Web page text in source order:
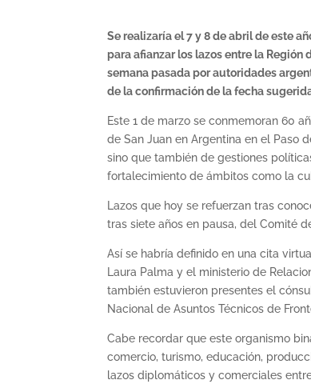
Se realizaría el 7 y 8 de abril de este
para afianzar los lazos entre la
semana pasada por autoridades
de la confirmación de la fecha
Este 1 de marzo se conmemoran 60
de San Juan en Argentina en el Paso
sino que también de gestiones
fortalecimiento de ámbitos como la
Lazos que hoy se refuerzan tras
tras siete años en pausa, del Comité
Así se habría definido en una cita
Laura Palma y el ministerio de
también estuvieron presentes el
Nacional de Asuntos Técnicos de
Cabe recordar que este organismo
comercio, turismo, educación,
lazos diplomáticos y comerciales